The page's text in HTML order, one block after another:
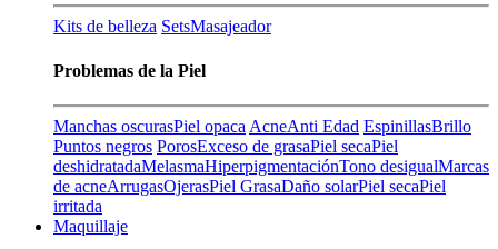
Kits de belleza SetsMasajeador
Problemas de la Piel
Manchas oscurasPiel opaca AcneAnti Edad EspinillasBrillo
Puntos negros PorosExceso de grasaPiel secaPiel
deshidratadaMelasmaHiperpigmentaciónTono desigualMarcas
de acneArrugasOjerasPiel GrasaDaño solarPiel secaPiel
irritada
Maquillaje